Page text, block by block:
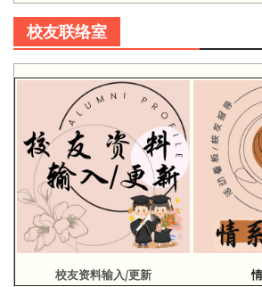
校友联络室
校友资料输入/更新